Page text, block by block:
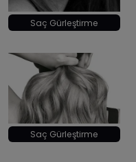
Saç Gürleştirme
Saç Gürleştirme